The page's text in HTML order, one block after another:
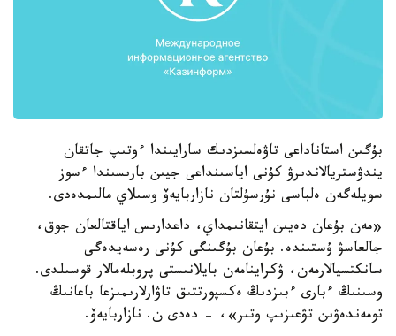
بۇگىن استاناداعى تاۋەلسىزدىك سارايىندا ءوتىپ جاتقان
يندۋستريالاندىرۋ كۇنى اياسىنداعى جيىن بارىسىندا ءسوز
سويلەگەن ەلباسى نۇرسۇلتان نازاربايەۆ وسىلاي مالىمدەدى.
«مەن بۇعان دەيىن ايتقانىمداي، داعدارىس اياقتالعان جوق،
جالعاسۋ ۇستىندە. بۇعان بۇگىنگى كۇنى رەسەيدەگى
سانكتسيالارمەن، ۋكراينامەن بايلانىستى پروبلەمالار قوسىلدى.
وسىنىڭ ءبارى ءبىزدىڭ ەكسپورتتىق تاۋارلارىمىزعا باعانىڭ
تومەندەۋىن تۋعىزىپ وتىر»، - دەدى ن. نازاربايەۆ.